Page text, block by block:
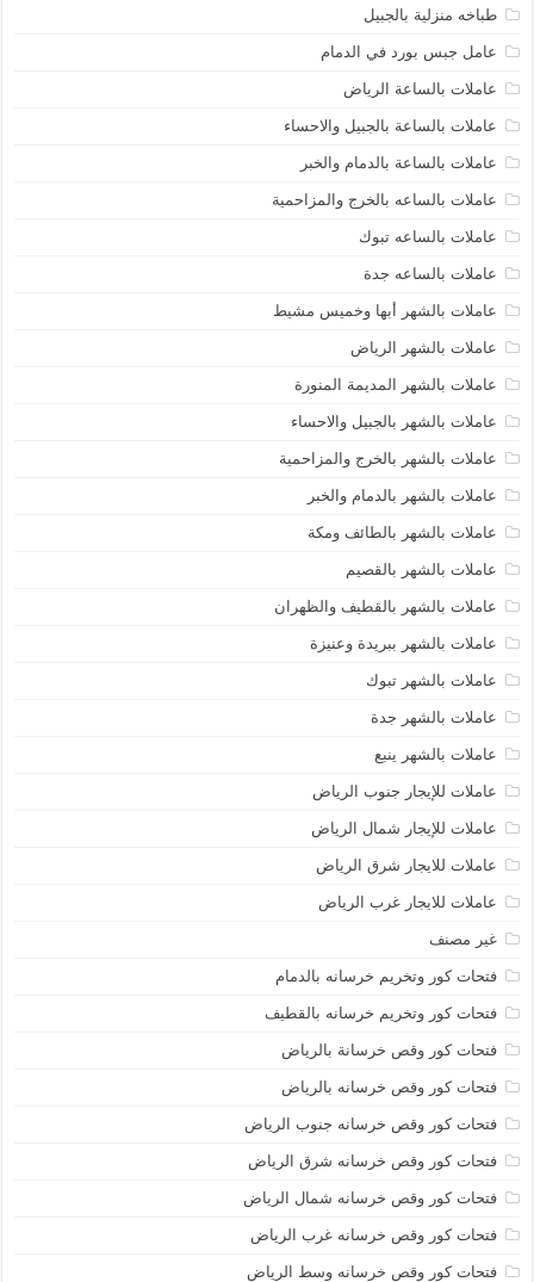
طباخه منزلية بالجبيل
عامل جبس بورد في الدمام
عاملات بالساعة الرياض
عاملات بالساعة بالجبيل والاحساء
عاملات بالساعة بالدمام والخبر
عاملات بالساعه بالخرج والمزاحمية
عاملات بالساعه تبوك
عاملات بالساعه جدة
عاملات بالشهر أبها وخميس مشيط
عاملات بالشهر الرياض
عاملات بالشهر المديمة المنورة
عاملات بالشهر بالجبيل والاحساء
عاملات بالشهر بالخرج والمزاحمية
عاملات بالشهر بالدمام والخبر
عاملات بالشهر بالطائف ومكة
عاملات بالشهر بالقصيم
عاملات بالشهر بالقطيف والظهران
عاملات بالشهر ببريدة وعنيزة
عاملات بالشهر تبوك
عاملات بالشهر جدة
عاملات بالشهر ينبع
عاملات للإيجار جنوب الرياض
عاملات للإيجار شمال الرياض
عاملات للايجار شرق الرياض
عاملات للايجار غرب الرياض
غير مصنف
فتحات كور وتخريم خرسانه بالدمام
فتحات كور وتخريم خرسانه بالقطيف
فتحات كور وقص خرسانة بالرياض
فتحات كور وقص خرسانه بالرياض
فتحات كور وقص خرسانه جنوب الرياض
فتحات كور وقص خرسانه شرق الرياض
فتحات كور وقص خرسانه شمال الرياض
فتحات كور وقص خرسانه غرب الرياض
فتحات كور وقص خرسانه وسط الرياض